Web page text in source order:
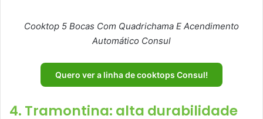
Cooktop 5 Bocas Com Quadrichama E Acendimento
Automático Consul
Quero ver a linha de cooktops Consul!
4. Tramontina: alta durabilidade